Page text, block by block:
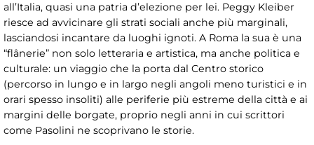
all’Italia, quasi una patria d’elezione per lei. Peggy Kleiber
riesce ad avvicinare gli strati sociali anche più marginali,
lasciandosi incantare da luoghi ignoti. A Roma la sua è una
“flânerie” non solo letteraria e artistica, ma anche politica e
culturale: un viaggio che la porta dal Centro storico
(percorso in lungo e in largo negli angoli meno turistici e in
orari spesso insoliti) alle periferie più estreme della città e ai
margini delle borgate, proprio negli anni in cui scrittori
come Pasolini ne scoprivano le storie.